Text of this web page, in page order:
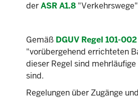
derASR A1.8
Gemäß DGUV Regel 101-
"vorübergehend errichteten
dieser Regel sind
sind.
Regelungen über Zugänge